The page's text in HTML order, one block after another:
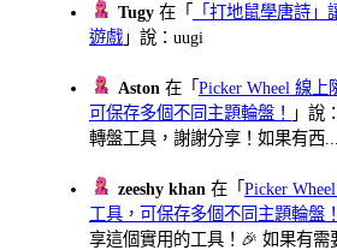
Tugy 在「
「打地鼠學唐詩
遊戲 」說：uugi
Aston 在「Picker Wheel 線上
可保存多個不同主題輪盤！
」說
轉盤工具，謝謝分享！如果有西...
zeeshy khan 在「Picker
工具，可保存多個不同主題輪盤！
享這個實用的工具！🎉 如果有需